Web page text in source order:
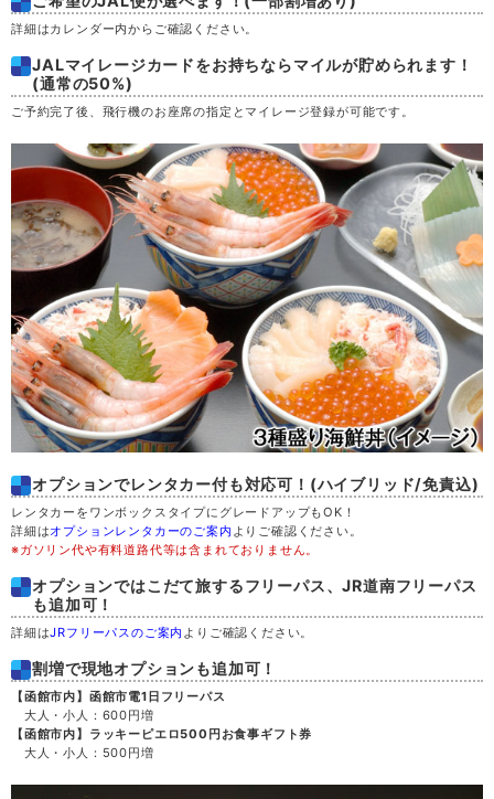
木 20
金 21
月 24
火 25
水 26
木 27
金 28
土 29
日 30
詳細はカレンダー内からご確認ください。
JALマイレージカードをお持ちならマイルが貯められます！
(通常の50%)
ご予約完了後、飛行機のお座席の指定とマイレージ登録が可能です。
オプションでレンタカー付も対応可！(ハイブリッド/免責込)
レンタカーをワンボックスタイプにグレードアップもOK！
詳細はオプションレンタカーのご案内 よりご確認ください。
※ガソリン代や有料道路代等は含まれておりません。
オプションではこだて旅するフリーパス、JR道南フリーパス
も追加可！
詳細はJRフリーパスのご案内 よりご確認ください。
割増で現地オプションも追加可！
【函館市内】函館市電1日フリーパス
大人・小人：600円増
【函館市内】ラッキーピエロ500円お食事ギフト券
大人・小人：500円増